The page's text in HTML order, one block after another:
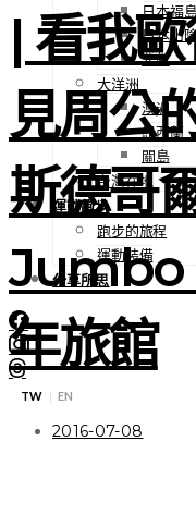
日本福
日本山陰
北越
大洋洲
澳洲
紐西蘭
關島
台灣在地
運動跑步
跑步的旅程
運動裝備
分享所思
TW | EN
| 看我
見周公
斯德哥
Jumbo
年旅館
2016-07-08